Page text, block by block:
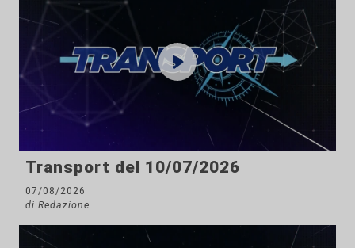
Transport del 10/07/2026
07/08/2026
di Redazione